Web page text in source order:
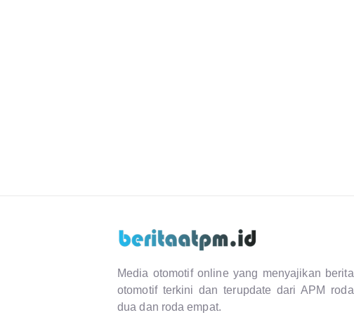
Media otomotif online yang menyajikan berita
otomotif terkini dan terupdate dari APM roda
dua dan roda empat.